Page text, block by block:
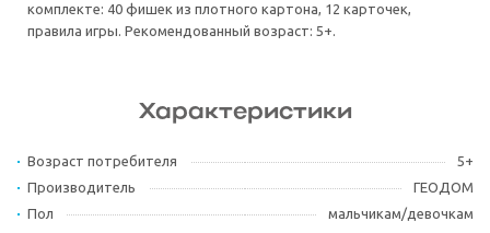
комплекте: 40 фишек из плотного картона, 12 карточек,
правила игры. Рекомендованный возраст: 5+.
Характеристики
Возраст потребителя
5+
Производитель
ГЕОДОМ
Пол
мальчикам/девочкам